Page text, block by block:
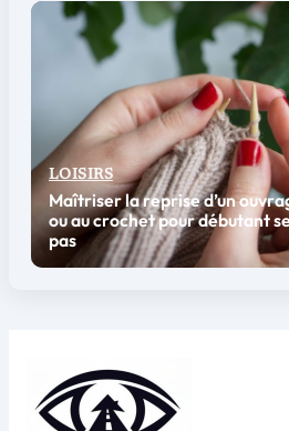
LOISIRS
Maîtriser la reprise d’un
ou au crochet pour débutant
pas